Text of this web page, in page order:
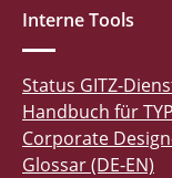
Interne Tools
Status GITZ-
Handbuch für
Corporate
Glossar (DE-EN)